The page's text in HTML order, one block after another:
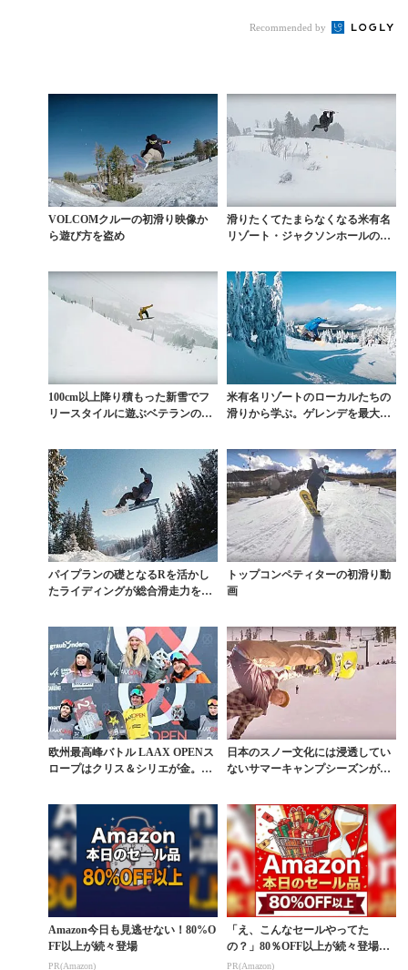
Recommended by
VOLCOMクルーの初滑り映像か
ら遊び方を盗め
滑りたくてたまらなくなる米有名
リゾート・ジャクソンホールの開
100cm以上降り積もった新雪でフ
リースタイルに遊ぶベテランの滑
米有名リゾートのローカルたちの
滑りから学ぶ。ゲレンデを最大限
パイプランの礎となるRを活かし
たライディングが総合滑走力を高
トップコンペティターの初滑り動
画
欧州最高峰バトル LAAX OPENス
ロープはクリス＆シリエが金。岩
日本のスノー文化には浸透してい
ないサマーキャンプシーズンが米
Amazon今日も見逃せない！80%O
FF以上が続々登場
PR(Amazon)
「え、こんなセールやってた
の？」80％OFF以上が続々登場！
Amazonの本気が...
PR(Amazon)